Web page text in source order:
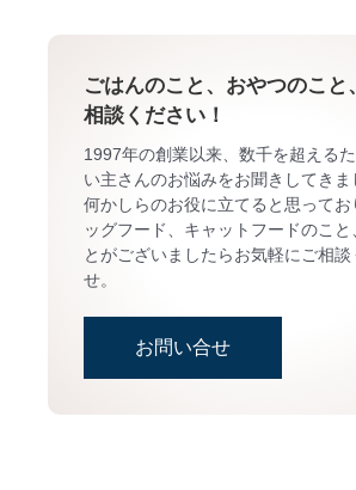
ごはんのこと、おやつのこと
相談ください！
1997年の創業以来、数千を超える
い主さんのお悩みをお聞きしてきま
何かしらのお役に立てると思ってお
ッグフード、キャットフードのこと
とがございましたらお気軽にご相談
せ。
お問い合せ